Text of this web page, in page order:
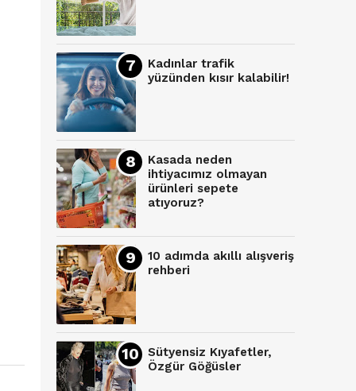
Kadınlar trafik
yüzünden kısır kalabilir!
Kasada neden
ihtiyacımız olmayan
ürünleri sepete
atıyoruz?
10 adımda akıllı alışveriş
rehberi
Sütyensiz Kıyafetler,
Özgür Göğüsler